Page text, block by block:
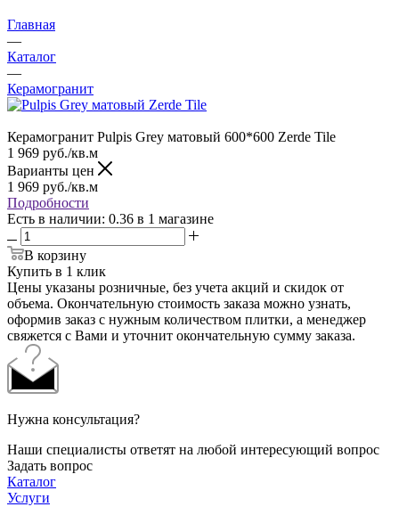
Главная
—
Каталог
—
Керамогранит
Керамогранит Pulpis Grey матовый 600*600 Zerde Tile
1 969 руб./кв.м
Варианты цен
1 969 руб./кв.м
Подробности
Есть в наличии: 0.36 в 1 магазине
В корзину
Купить в 1 клик
Цены указаны розничные, без учета акций и скидок от
объема. Окончательную стоимость заказа можно узнать,
оформив заказ с нужным количеством плитки, а менеджер
свяжется с Вами и уточнит окончательную сумму заказа.
Нужна консультация?
Наши специалисты ответят на любой интересующий вопрос
Задать вопрос
Каталог
Услуги